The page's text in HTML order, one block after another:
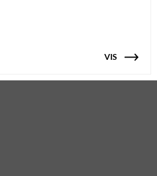
VIS